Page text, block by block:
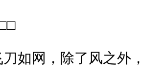
如网，除了风之外